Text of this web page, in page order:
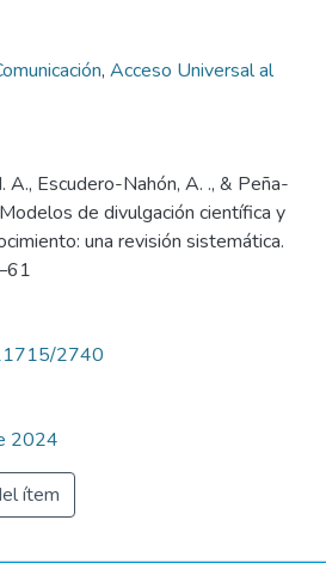
, Acceso Universal al
A., Escudero-Nahón, A. ., & Peña-
de divulgación científica y
una revisión sistemática.
2740
2024
ítem